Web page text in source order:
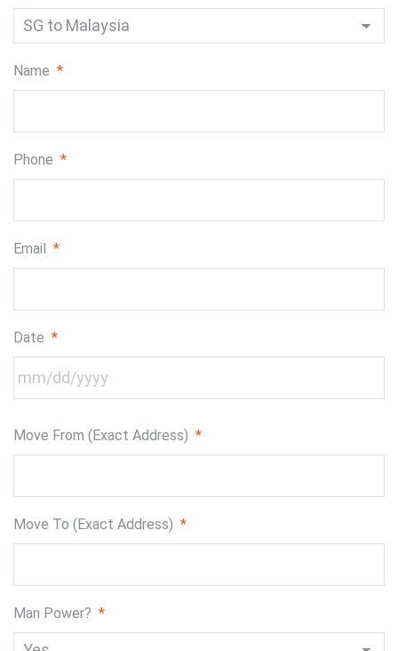
Name *
Phone *
Email *
Date *
slash
slash
YYYY
Move From (Exact Address) *
Move To (Exact Address) *
Man Power? *